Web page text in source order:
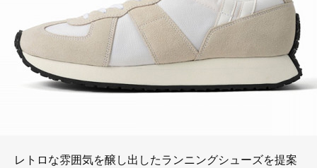
レトロな雰囲気を醸し出したランニングシューズを提案